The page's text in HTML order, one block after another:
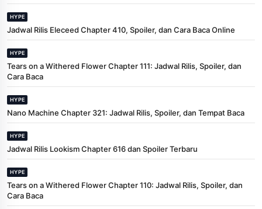
HYPE
Jadwal Rilis Eleceed Chapter 410, Spoiler, dan Cara Baca Online
HYPE
Tears on a Withered Flower Chapter 111: Jadwal Rilis, Spoiler, dan
Cara Baca
HYPE
Nano Machine Chapter 321: Jadwal Rilis, Spoiler, dan Tempat Baca
HYPE
Jadwal Rilis Lookism Chapter 616 dan Spoiler Terbaru
HYPE
Tears on a Withered Flower Chapter 110: Jadwal Rilis, Spoiler, dan
Cara Baca